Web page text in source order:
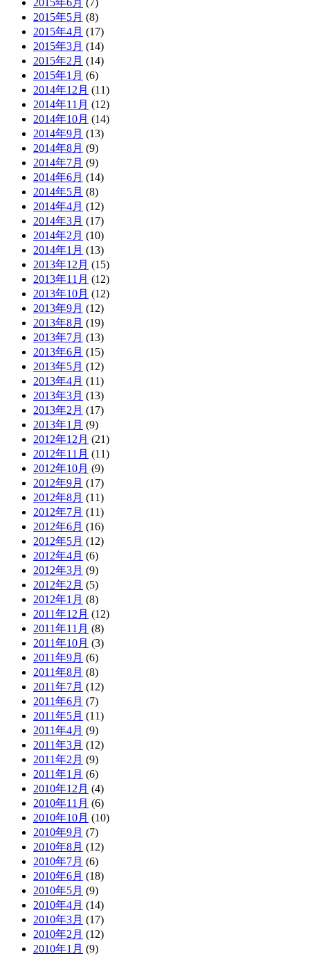
2015年6月 (7)
2015年5月 (8)
2015年4月 (17)
2015年3月 (14)
2015年2月 (14)
2015年1月 (6)
2014年12月 (11)
2014年11月 (12)
2014年10月 (14)
2014年9月 (13)
2014年8月 (9)
2014年7月 (9)
2014年6月 (14)
2014年5月 (8)
2014年4月 (12)
2014年3月 (17)
2014年2月 (10)
2014年1月 (13)
2013年12月 (15)
2013年11月 (12)
2013年10月 (12)
2013年9月 (12)
2013年8月 (19)
2013年7月 (13)
2013年6月 (15)
2013年5月 (12)
2013年4月 (11)
2013年3月 (13)
2013年2月 (17)
2013年1月 (9)
2012年12月 (21)
2012年11月 (11)
2012年10月 (9)
2012年9月 (17)
2012年8月 (11)
2012年7月 (11)
2012年6月 (16)
2012年5月 (12)
2012年4月 (6)
2012年3月 (9)
2012年2月 (5)
2012年1月 (8)
2011年12月 (12)
2011年11月 (8)
2011年10月 (3)
2011年9月 (6)
2011年8月 (8)
2011年7月 (12)
2011年6月 (7)
2011年5月 (11)
2011年4月 (9)
2011年3月 (12)
2011年2月 (9)
2011年1月 (6)
2010年12月 (4)
2010年11月 (6)
2010年10月 (10)
2010年9月 (7)
2010年8月 (12)
2010年7月 (6)
2010年6月 (18)
2010年5月 (9)
2010年4月 (14)
2010年3月 (17)
2010年2月 (12)
2010年1月 (9)